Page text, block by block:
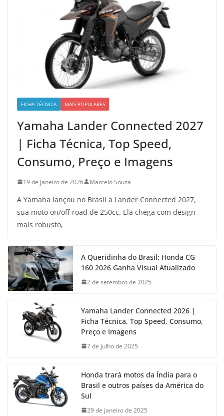
FICHA TÉCNICA MAIS POPULARES
Yamaha Lander Connected 2027
| Ficha Técnica, Top Speed,
Consumo, Preço e Imagens
19 de janeiro de 2026 Marcelo Souza
A Yamaha lançou no Brasil a Lander Connected 2027,
sua moto on/off-road de 250cc. Ela chega com design
mais robusto,
A Queridinha do Brasil: Honda CG
160 2026 Ganha Visual Atualizado
2 de setembro de 2025
Yamaha Lander Connected 2026 |
Ficha Técnica, Top Speed, Consumo,
Preço e Imagens
7 de julho de 2025
Honda trará motos da Índia para o
Brasil e outros países da América do
Sul
29 de janeiro de 2025